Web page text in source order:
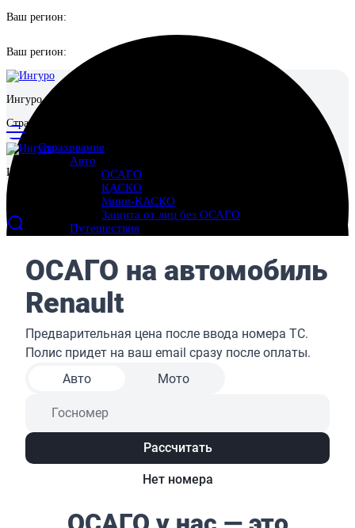
Ваш регион:
Ваш регион:
Ингуро
Страховой маркетплейс
Страхование
Авто
ОСАГО
КАСКО
Мини-КАСКО
Защита от лиц без ОСАГО
Путешествия
Отмена поездки
Имущество
Страхование квартиры
Страхование дома
Ипотека
Жизнь и здоровье
Страхование от несчастных случаев
Страхование спортсменов
Телемедицина
Журнал
Ингуро
Страховой маркетплейс